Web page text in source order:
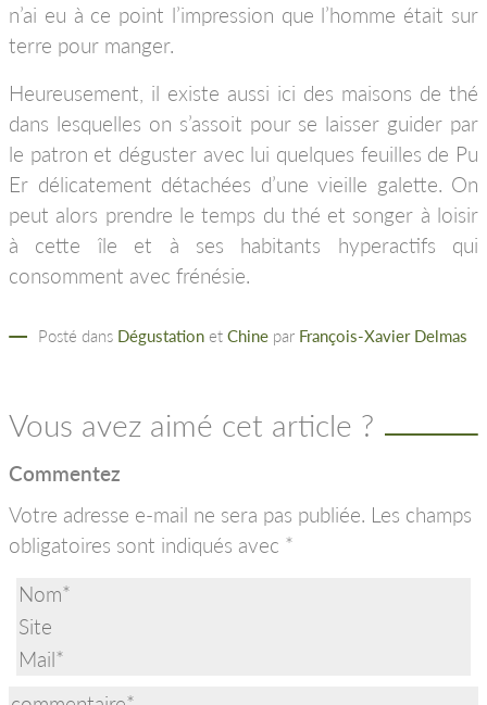
n’ai eu à ce point l’impression que l’homme était sur
terre pour manger.
Heureusement, il existe aussi ici des maisons de thé
dans lesquelles on s’assoit pour se laisser guider par
le patron et déguster avec lui quelques feuilles de Pu
Er délicatement détachées d’une vieille galette. On
peut alors prendre le temps du thé et songer à loisir
à cette île et à ses habitants hyperactifs qui
consomment avec frénésie.
Posté dans Dégustation et Chine par François-Xavier Delmas
Vous avez aimé cet article ?
Commentez
Votre adresse e-mail ne sera pas publiée. Les champs
obligatoires sont indiqués avec *